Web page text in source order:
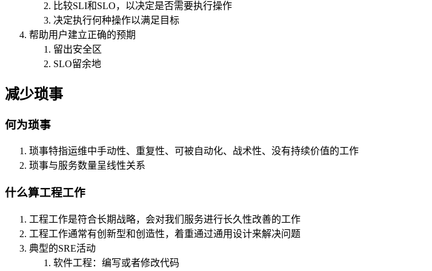
比较SLI和SLO，以决定是否需要执行操作
决定执行何种操作以满足目标
帮助用户建立正确的预期
留出安全区
SLO留余地
减少琐事
何为琐事
琐事特指运维中手动性、重复性、可被自动化、战术性、没有持续价值的工作
琐事与服务数量呈线性关系
什么算工程工作
工程工作是符合长期战略，会对我们服务进行长久性改善的工作
工程工作通常有创新型和创造性，着重通过通用设计来解决问题
典型的SRE活动
软件工程：编写或者修改代码